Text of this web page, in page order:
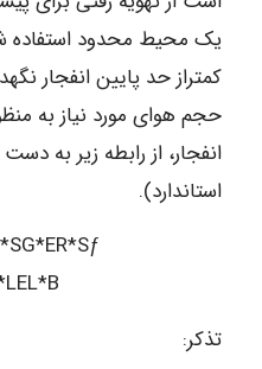
یک محیط محدود استفاده
کمتراز حد پایین انفجار
حجم هوای مورد نیاز به
انفجار، از رابطه زیر به
استاندارد).
تذکر: